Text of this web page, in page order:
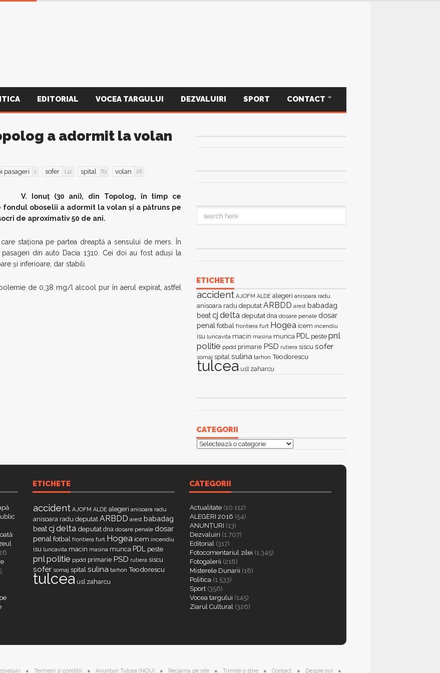
EDITORIAL VOCEA TARGULUI DEZVALUIRI SPORT CONTACT
a adormit la volan
pasageri 1 sofer 141 spital 63 volan 26
V. Ionuţ (30 ani), din Topolog, în timp ce
fondul oboselii a adormit la volan şi a pătruns pe
de aproximativ 50 de ani.
staţiona pe partea dreaptă a sensului de mers. În
din auto Dacia 1310. Cei doi au fost aduşi la
şi inferioare, dar stabili.
de 0,38 mg/l alcool pur în aerul expirat, astfel
ETICHETE
accident AJOFM ALDE alegeri anisoara radu
anisoara radu deputat ARBDD arest babadag
beatcj delta deputat dna dosare penale dosar
penal fotbal frontiera furt Hogea icem incendiu
isu luncavita macin masina munca PDL peste pnl
politie ppdd primarie PSD rutiera siscu sofer
somaj spital sulina tarhon Teodorescu
tulcea usl zaharcu
CATEGORII
Categorii
ETICHETE
accident AJOFM ALDE alegeri anisoara radu
anisoara radu deputat ARBDD arest babadag
beatcj delta deputat dna dosare penale dosar
penal fotbal frontiera furt Hogea icem incendiu
isu luncavita macin masina munca PDL peste
pnlpolitie ppdd primarie PSD rutiera siscu
sofer somaj spital sulina tarhon Teodorescu
tulcea usl zaharcu
CATEGORII
Actualitate (10.112)
ALEGERI 2016 (54)
ANUNȚURI (13)
Dezvaluiri (1.707)
Editorial (317)
Fotocomentariul zilei (1.345)
Fotogalerii (218)
Misterele Dunarii (18)
Politica (1.533)
Sport (356)
Vocea targului (145)
Ziarul Cultural (326)
Termeni si conditii Anunturi Tulcea (NOU) Reclama pe site Trimite o stire Contact Despre noi